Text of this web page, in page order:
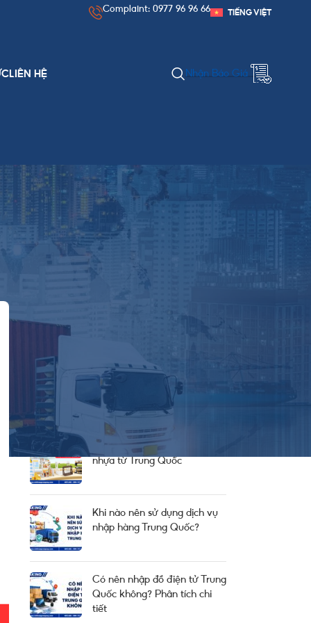
Complaint: 0977 96 96 66 TIẾNG VIỆT
LIÊN HỆ Nhận Báo Giá
DANH MỤC BÀI VIẾT
Chính Sách & Thủ Tục
Thông Báo Chung Từ Công Ty
Tin Thị Trường
BÀI HAY NÊN ĐỌC
Thủ tục nhập khẩu kệ bếp
nhựa từ Trung Quốc
Khi nào nên sử dụng dịch vụ
nhập hàng Trung Quốc?
Có nên nhập đồ điện tử Trung
Quốc không? Phân tích chi
tiết